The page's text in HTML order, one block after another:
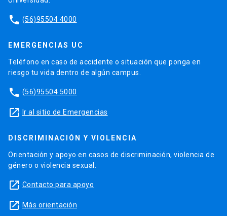
phone (56)95504 4000
EMERGENCIAS UC
Teléfono en caso de accidente o situación que ponga en
riesgo tu vida dentro de algún campus.
phone (56)95504 5000
launch Ir al sitio de Emergencias
DISCRIMINACIÓN Y VIOLENCIA
Orientación y apoyo en casos de discriminación, violencia de
género o violencia sexual.
launch Contacto para apoyo
launch Más orientación